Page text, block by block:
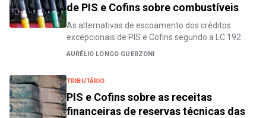
de PIS e Cofins sobre combustíveis
As alternativas de escoamento dos créditos
excepcionais de PIS e Cofins segundo a LC 192
AURÉLIO LONGO GUERZONI
TRIBUTÁRIO
PIS e Cofins sobre as receitas
financeiras de reservas técnicas das